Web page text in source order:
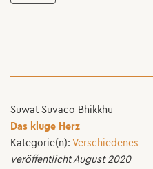
Suwat Suvaco Bhikkhu
Das kluge Herz
Kategorie(n): Verschiedenes
veröffentlicht August 2020